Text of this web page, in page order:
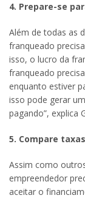
4. Prepare-se
Além de todas as
franqueado
isso, o lucro da
franqueado
enquanto estiver
isso pode gerar
pagando”, explica
5. Compare
Assim como
empreendedor
aceitar o